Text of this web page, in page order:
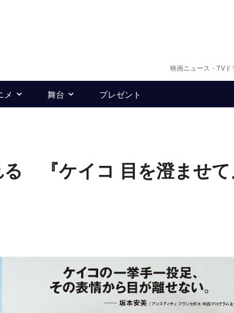
映画ニュース・TV
メ 舞台 プレゼント
る 『ケイコ 目を澄ませ